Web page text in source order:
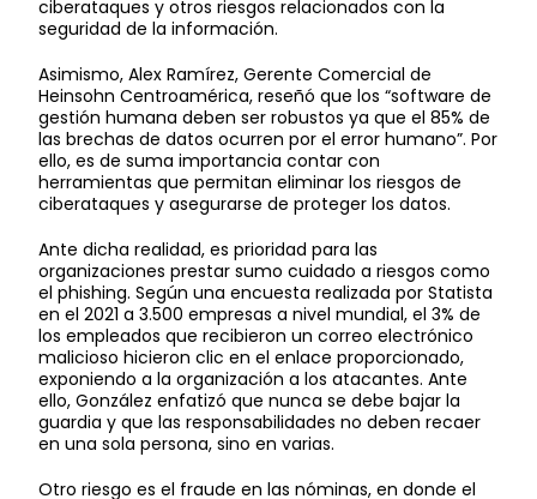
ciberataques y otros riesgos relacionados con la
seguridad de la información.
Asimismo, Alex Ramírez, Gerente Comercial de
Heinsohn Centroamérica, reseñó que los “software de
gestión humana deben ser robustos ya que el 85% de
las brechas de datos ocurren por el error humano”. Por
ello, es de suma importancia contar con
herramientas que permitan eliminar los riesgos de
ciberataques y asegurarse de proteger los datos.
Ante dicha realidad, es prioridad para las
organizaciones prestar sumo cuidado a riesgos como
el phishing. Según una encuesta realizada por Statista
en el 2021 a 3.500 empresas a nivel mundial, el 3% de
los empleados que recibieron un correo electrónico
malicioso hicieron clic en el enlace proporcionado,
exponiendo a la organización a los atacantes. Ante
ello, González enfatizó que nunca se debe bajar la
guardia y que las responsabilidades no deben recaer
en una sola persona, sino en varias.
Otro riesgo es el fraude en las nóminas, en donde el